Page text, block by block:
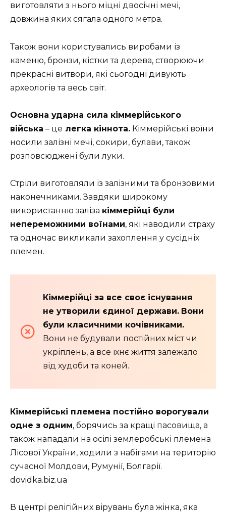
виготовляти з нього міцні двосічні мечі,
довжина яких сягала одного метра.
Також вони користувались виробами із
каменю, бронзи, кістки та дерева, створюючи
прекрасні витвори, які сьогодні дивують
археологів та весь світ.
Основна ударна сила кіммерійського
війська – це легка кіннота. Кіммерійські воїни
носили залізні мечі, сокири, булави, також
розповсюджені були луки.
Стріли виготовляли із залізними та бронзовими
наконечниками. Завдяки широкому
використанню заліза кіммерійці були
непереможними воїнами, які наводили страху
та одночас викликали захоплення у сусідніх
племен.
Кіммерійці за все своє існування
не утворили єдиної держави. Вони
були класичними кочівниками.
Вони не будували постійних міст чи
укріплень, а все їхнє життя залежало
від худоби та коней.
Кіммерійські племена постійно ворогували
одне з одним, борячись за кращі пасовища, а
також нападали на осілі землеробські племена
Лісової України, ходили з набігами на територію
сучасної Молдови, Румунії, Болгарії.
dovidka.biz.ua
В центрі релігійних вірувань була жінка, яка